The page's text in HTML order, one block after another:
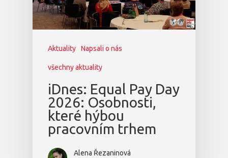
Aktuality Napsali o nás
všechny aktuality
iDnes: Equal Pay Day
2026: Osobnosti,
které hýbou
pracovním trhem
Alena Řezaninová